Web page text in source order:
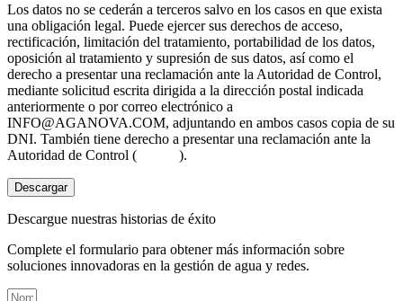
Los datos no se cederán a terceros salvo en los casos en que exista
una obligación legal. Puede ejercer sus derechos de acceso,
rectificación, limitación del tratamiento, portabilidad de los datos,
oposición al tratamiento y supresión de sus datos, así como el
derecho a presentar una reclamación ante la Autoridad de Control,
mediante solicitud escrita dirigida a la dirección postal indicada
anteriormente o por correo electrónico a
INFO@AGANOVA.COM, adjuntando en ambos casos copia de su
DNI. También tiene derecho a presentar una reclamación ante la
Autoridad de Control (
).
Descargar
Descargue nuestras historias de éxito
Complete el formulario para obtener más información sobre
soluciones innovadoras en la gestión de agua y redes.